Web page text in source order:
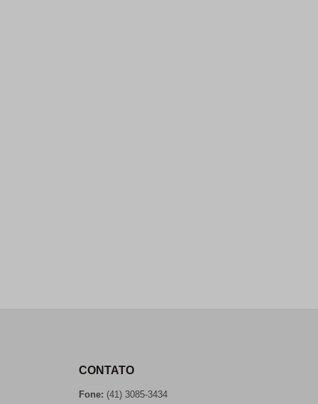
CONTATO
Fone: (41) 3085-3434